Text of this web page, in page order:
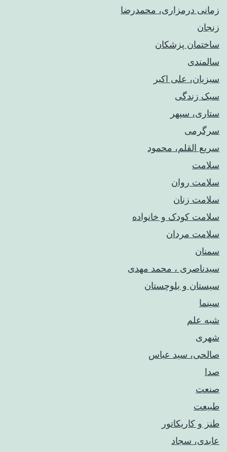
زمانی درمزاری، محمدرضا
زنجان
ساختمان پزشکان
سالمندی
سبزیان، علی اکبر
سبک زندگی
ستاری، سپهر
سرگرمی
سریع القلم، محمود
سلامت
سلامت روان
سلامت زنان
سلامت کودک‌ و خانواده
سلامت مردان
سمنان
سیدناصری ، محمد مهدی
سیستان و بلوچستان
سینما
شبه علم
شهری
صالحی، سید عباس
صدا
صنعت
طبیعت
طنز و کاریکاتور
عابدی، سجاد